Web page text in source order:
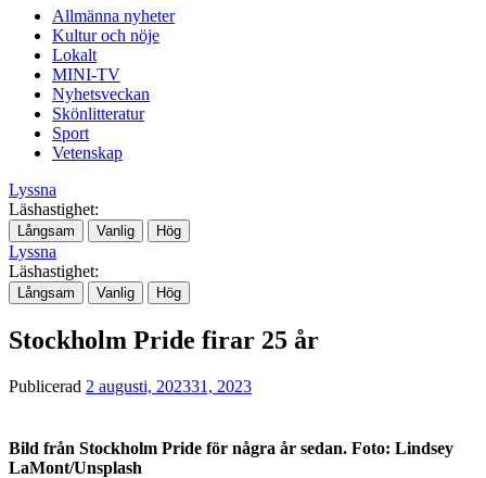
Allmänna nyheter
Kultur och nöje
Lokalt
MINI-TV
Nyhetsveckan
Skönlitteratur
Sport
Vetenskap
Lyssna
Läshastighet:
Långsam Vanlig Hög
Lyssna
Läshastighet:
Långsam Vanlig Hög
Stockholm Pride firar 25 år
Publicerad 2 augusti, 202331, 2023
Bild från Stockholm Pride för några år sedan. Foto: Lindsey
LaMont/Unsplash